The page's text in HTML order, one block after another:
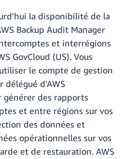
la disponibilité de la
Backup Audit Manager
et interrégions
GovCloud (US). Vous
le compte de gestion
d’AWS
générer des rapports
et entre régions sur vos
des données et
opérationnelles sur vos
et de restauration. AWS